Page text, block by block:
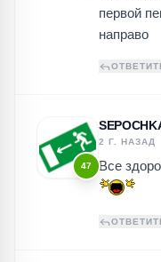
первой
направо
47
2 Г. НАЗАД
Все